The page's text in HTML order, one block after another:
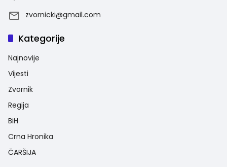
zvornicki@gmail.com
Kategorije
Najnovije
Vijesti
Zvornik
Regija
BiH
Crna Hronika
ČARŠIJA